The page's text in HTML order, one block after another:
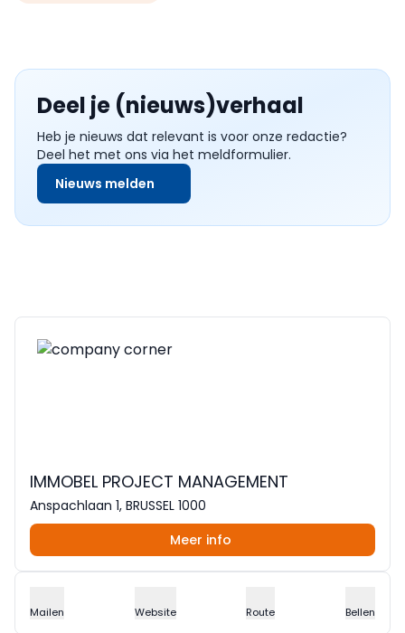
Deel je (nieuws)verhaal
Heb je nieuws dat relevant is voor onze redactie?
Deel het met ons via het meldformulier.
Nieuws melden
IMMOBEL PROJECT MANAGEMENT
Anspachlaan 1, BRUSSEL 1000
Meer info
Mailen Website Route Bellen